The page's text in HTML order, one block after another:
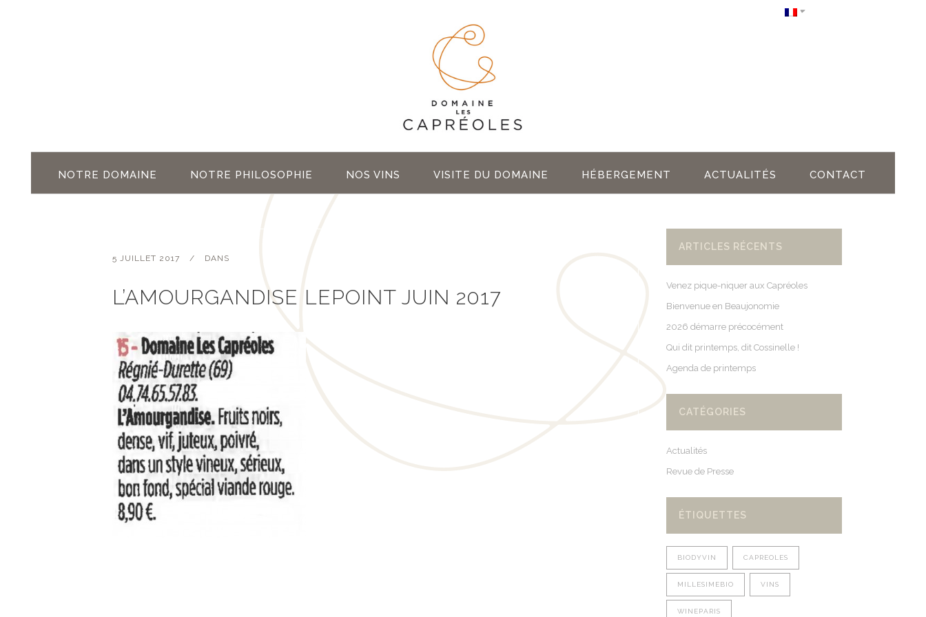
NOTRE DOMAINE NOTRE PHILOSOPHIE NOS VINS VISITE DU DOMAINE HÉBERGEMENT ACTUALITÉS CONTACT
5 JUILLET 2017 DANS
L’AMOURGANDISE LEPOINT JUIN 2017
ARTICLES RÉCENTS
Venez pique-niquer aux Capréoles
Bienvenue en Beaujonomie
2026 démarre précocément
Qui dit printemps, dit Cossinelle !
Agenda de printemps
CATÉGORIES
Actualités
Revue de Presse
ÉTIQUETTES
BIODYVIN CAPREOLES
MILLESIMEBIO VINS
WINEPARIS